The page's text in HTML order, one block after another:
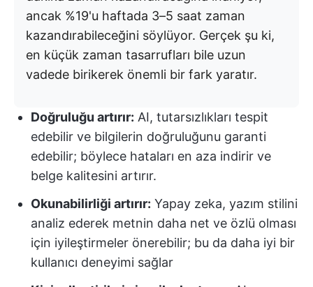
ancak %19'u haftada 3–5 saat zaman
kazandırabileceğini söylüyor. Gerçek şu ki,
en küçük zaman tasarrufları bile uzun
vadede birikerek önemli bir fark yaratır.
Doğruluğu artırır: AI, tutarsızlıkları tespit
edebilir ve bilgilerin doğruluğunu garanti
edebilir; böylece hataları en aza indirir ve
belge kalitesini artırır.
Okunabilirliği artırır: Yapay zeka, yazım stilini
analiz ederek metnin daha net ve özlü olması
için iyileştirmeler önerebilir; bu da daha iyi bir
kullanıcı deneyimi sağlar